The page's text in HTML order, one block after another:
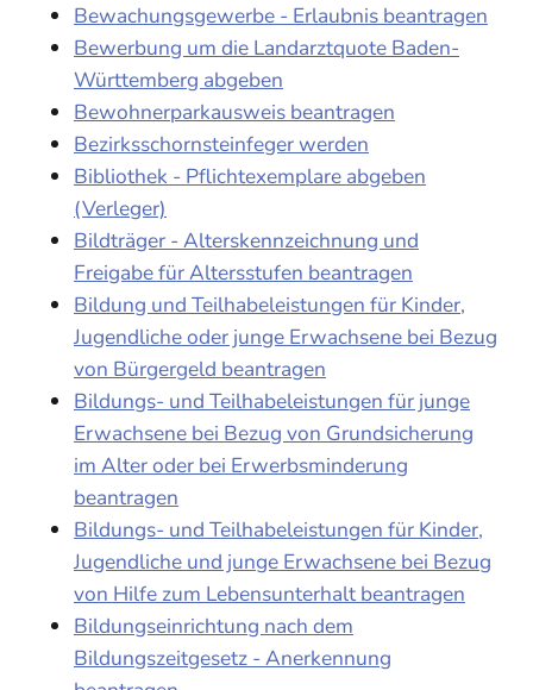
Bewachungsgewerbe - Erlaubnis beantragen
Bewerbung um die Landarztquote Baden-
Württemberg abgeben
Bewohnerparkausweis beantragen
Bezirksschornsteinfeger werden
Bibliothek - Pflichtexemplare abgeben
(Verleger)
Bildträger - Alterskennzeichnung und
Freigabe für Altersstufen beantragen
Bildung und Teilhabeleistungen für Kinder,
Jugendliche oder junge Erwachsene bei Bezug
von Bürgergeld beantragen
Bildungs- und Teilhabeleistungen für junge
Erwachsene bei Bezug von Grundsicherung
im Alter oder bei Erwerbsminderung
beantragen
Bildungs- und Teilhabeleistungen für Kinder,
Jugendliche und junge Erwachsene bei Bezug
von Hilfe zum Lebensunterhalt beantragen
Bildungseinrichtung nach dem
Bildungszeitgesetz - Anerkennung